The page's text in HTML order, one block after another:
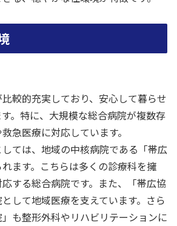
較的充実しており、安心して暮らせ
。特に、大規模な総合病院が複数存
急医療に対応しています。
ては、地域の中核病院である「帯広
ます。こちらは多くの診療科を擁
する総合病院です。また、「帯広協
して地域医療を支えています。さら
も整形外科やリハビリテーションに